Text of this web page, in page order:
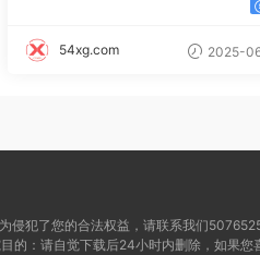
54xg.com 2025-
侵犯了您的合法权益，请联系我们
的：请自觉下载后24小时内删除，如果您